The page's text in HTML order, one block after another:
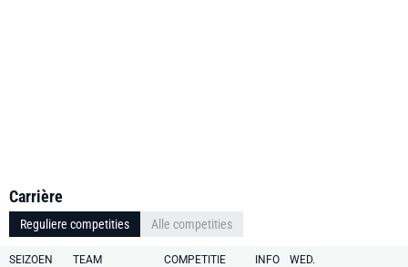
Carrière
Reguliere competities Alle competities
SEIZOEN TEAM COMPETITIE INFO WED.